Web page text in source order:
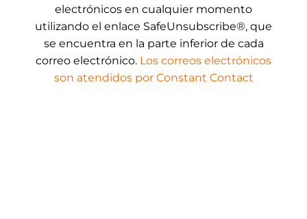
electrónicos en cualquier momento
utilizando el enlace SafeUnsubscribe®, que
se encuentra en la parte inferior de cada
correo electrónico. Los correos electrónicos
son atendidos por Constant Contact